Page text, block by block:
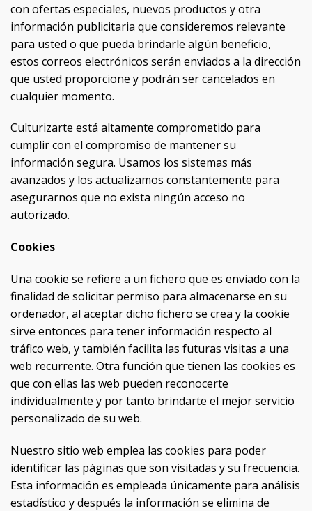
con ofertas especiales, nuevos productos y otra
información publicitaria que consideremos relevante
para usted o que pueda brindarle algún beneficio,
estos correos electrónicos serán enviados a la dirección
que usted proporcione y podrán ser cancelados en
cualquier momento.
Culturizarte está altamente comprometido para
cumplir con el compromiso de mantener su
información segura. Usamos los sistemas más
avanzados y los actualizamos constantemente para
asegurarnos que no exista ningún acceso no
autorizado.
Cookies
Una cookie se refiere a un fichero que es enviado con la
finalidad de solicitar permiso para almacenarse en su
ordenador, al aceptar dicho fichero se crea y la cookie
sirve entonces para tener información respecto al
tráfico web, y también facilita las futuras visitas a una
web recurrente. Otra función que tienen las cookies es
que con ellas las web pueden reconocerte
individualmente y por tanto brindarte el mejor servicio
personalizado de su web.
Nuestro sitio web emplea las cookies para poder
identificar las páginas que son visitadas y su frecuencia.
Esta información es empleada únicamente para análisis
estadístico y después la información se elimina de